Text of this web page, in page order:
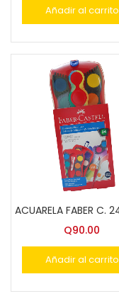
Añadir al carrito
Q90.00
Añadir al carrito